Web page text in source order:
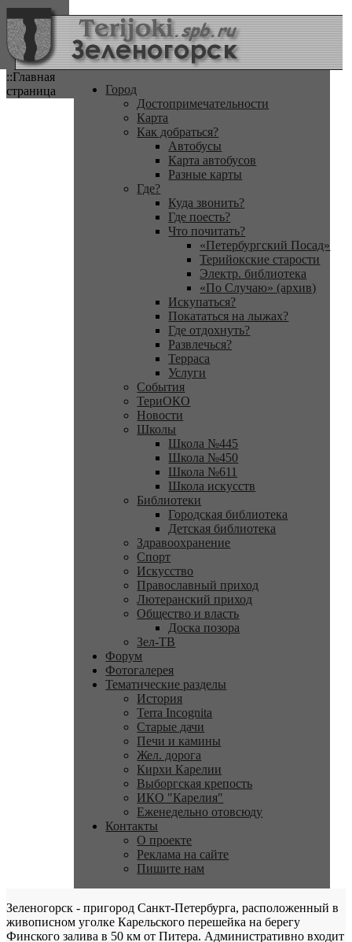
::Главная
страница
Город
Достопримечательности
Карта
Как добраться?
Автобусы
Карта автобусов
Разные карты
Где?
Куда звонить?
Где поесть?
Что почитать?
«Петербургский Посад»
Терийокские старости
Электр. библиотека
«По Случаю» (архив)
Искупаться?
Покататься на лыжах?
Где отдохнуть?
Развлечься?
Терраса
Услуги
События
ТериОКО
Новости
Школы
Школа №445
Школа №450
Школа №611
Школа искусств
Библиотеки
Городская библиотека
Детская библиотека
Здравоохранение
Спорт
Искусство
Православный приход
Лютеранский приход
Общество и власть
Доска позора
Зел-ТВ
Форум
Фотогалерея
Тематические разделы
История
Terra Incognita
Старые дачи
Печи и камины
Жел. дорога
Кирхи Карелии
Выборгская крепость
ИКО "Карелия"
Еженедельно отовсюду
Контакты
О проекте
Реклама на сайте
Пишите нам
Зеленогорск - пригород Санкт-Петербурга, расположенный в
живописном уголке Карельского перешейка на берегу
Финского залива в 50 км от Питера. Административно входит